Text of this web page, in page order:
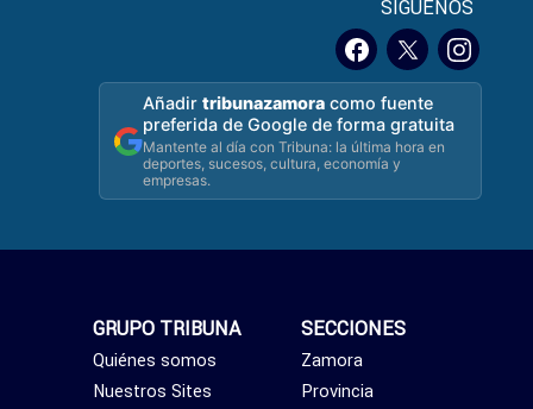
SÍGUENOS
Añadirtribunazamora como fuente
preferida de Google de forma gratuita
Mantente al día con Tribuna: la última hora en
deportes, sucesos, cultura, economía y
empresas.
SECCIONES
Zamora
Provincia
GRUPO TRIBUNA
Quiénes somos
Nuestros Sites